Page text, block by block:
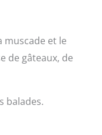
muscade et le
de gâteaux, de
balades.